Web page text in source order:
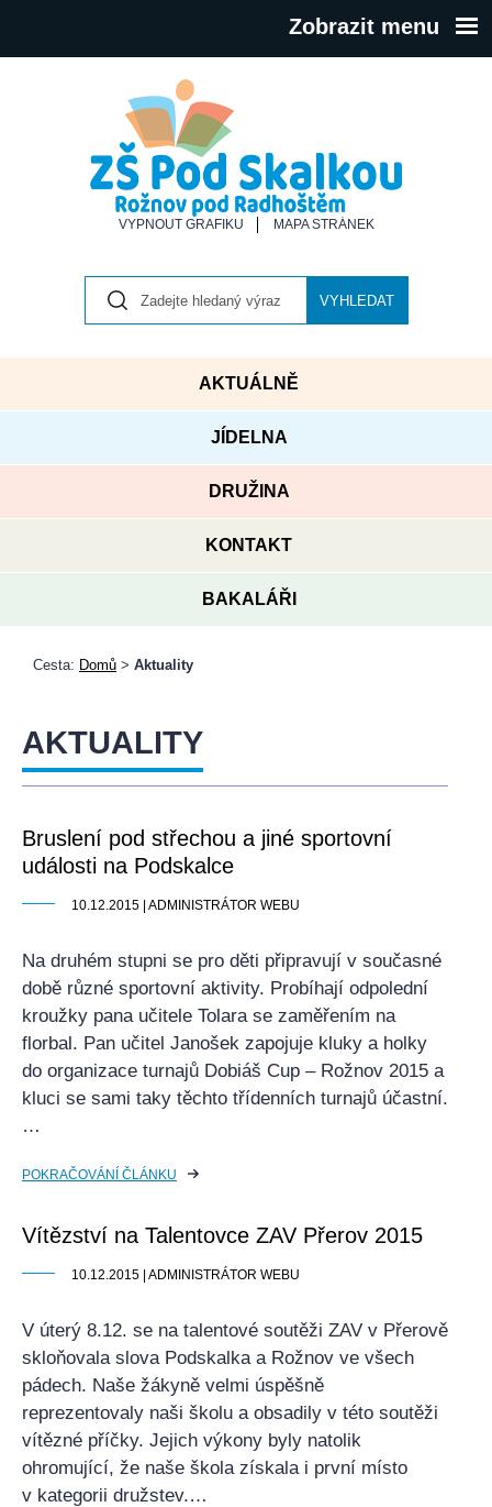
Zobrazit menu
VYPNOUT GRAFIKU MAPA STRÁNEK
VYHLEDAT
AKTUÁLNĚ
JÍDELNA
DRUŽINA
KONTAKT
BAKALÁŘI
Cesta: Domů > Aktuality
AKTUALITY
Bruslení pod střechou a jiné sportovní
události na Podskalce
10.12.2015 | ADMINISTRÁTOR WEBU
Na druhém stupni se pro děti připravují v současné
době různé sportovní aktivity. Probíhají odpolední
kroužky pana učitele Tolara se zaměřením na
florbal. Pan učitel Janošek zapojuje kluky a holky
do organizace turnajů Dobiáš Cup – Rožnov 2015 a
kluci se sami taky těchto třídenních turnajů účastní.
…
POKRAČOVÁNÍ ČLÁNKU
Vítězství na Talentovce ZAV Přerov 2015
10.12.2015 | ADMINISTRÁTOR WEBU
V úterý 8.12. se na talentové soutěži ZAV v Přerově
skloňovala slova Podskalka a Rožnov ve všech
pádech. Naše žákyně velmi úspěšně
reprezentovaly naši školu a obsadily v této soutěži
vítězné příčky. Jejich výkony byly natolik
ohromující, že naše škola získala i první místo
v kategorii družstev.…